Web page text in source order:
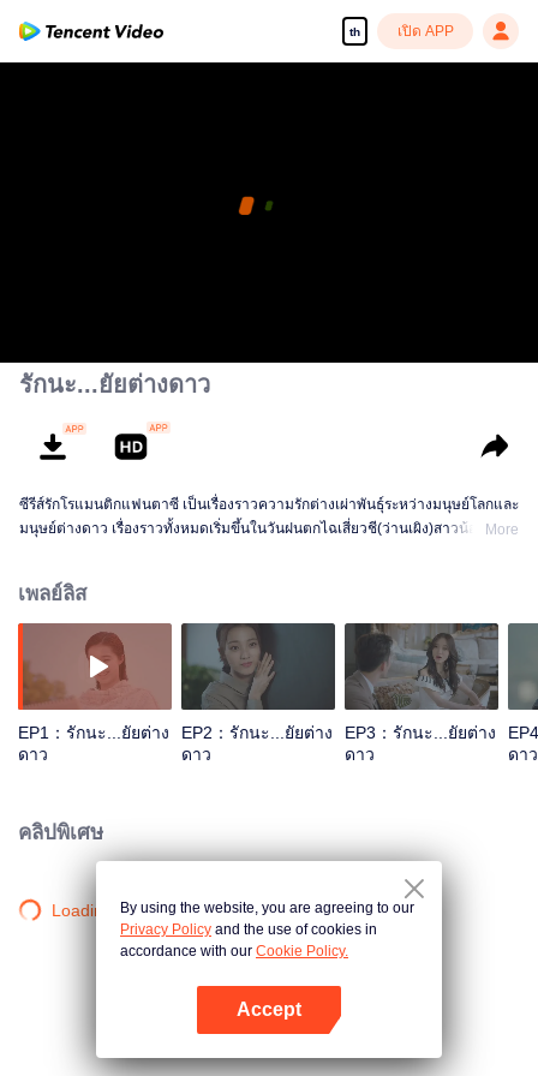
th เปิด APP
รักนะ...ยัยต่างดาว
ซีรีส์รักโรแมนติกแฟนตาซี เป็นเรื่องราวความรักต่างเผ่าพันธุ์ระหว่างมนุษย์โลกและ
มนุษย์ต่างดาว เรื่องราวทั้งหมดเริ่มขึ้นในวันฝนตกไฉเสี่ยวชี(ว่านเผิง)สาวน้อยจาก
ประหลาดคือ "โรคความจำเสื่อมในวันฝนตก" และทุกครั้งที่ฝนตก อาการประหลาด
ของเขาก็จะกำเริบขึ้นเสมอ ด้านเสี่ยวชีก็ได้ใช้พลังวิเศษของเธอในการแก้ปัญหา
ต่างๆ เพื่อเอาตัวรอดบนโลกมนุษย์ได้อย่างราบรื่น เธอยังเป็นมนุษย์ต่างดาวที่คลั่ง
ไคล้กลิ่นฮอร์โมนของชายหนุ่มมนุษย์โลก การพบเจอกันในวันฝนตกคืนนั้นจึงเป็นจุด
เริ่มต้นของความรักข้ามดวงดาวระหว่างเธอและเขา ความรักของพวกเขาจะเป็น
More
เพลย์ลิส
EP1：รักนะ...ยัยต่าง
ดาว
EP2：รักนะ...ยัยต่าง
ดาว
EP3：รักนะ...ยัยต่าง
ดาว
ดาว
คลิปพิเศษ
Loading…By using the website, you are agreeing to our
Privacy Policy and the use of cookies in
accordance with our Cookie Policy.
Accept